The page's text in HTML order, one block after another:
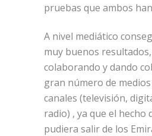
pruebas que ambos
A nivel mediático
muy buenos
colaborando y dando
gran número de
canales (televisión,
radio) , ya que el hecho
pudiera salir de los